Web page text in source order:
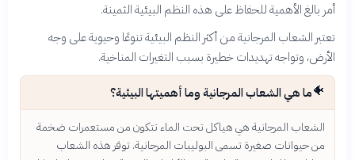
أمر بالغ الأهمية للحفاظ على هذه النظم البيئية الثمينة.
تعتبر الشعاب المرجانية من أكثر النظم البيئية تنوعًا وحيوية على وجه
الأرض، وتواجه تهديدات خطيرة بسبب التغيرات المناخية.
🐠ما هي الشعاب المرجانية وما أهميتها البيئية؟
الشعاب المرجانية هي هياكل تحت الماء تتكون من مستعمرات ضخمة
من حيوانات صغيرة تسمى البوليبات المرجانية. توفر هذه الشعاب